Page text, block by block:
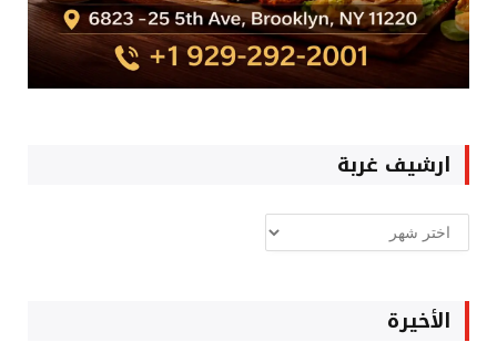
ارشيف غربة
ارشيف
غربة
الأخيرة